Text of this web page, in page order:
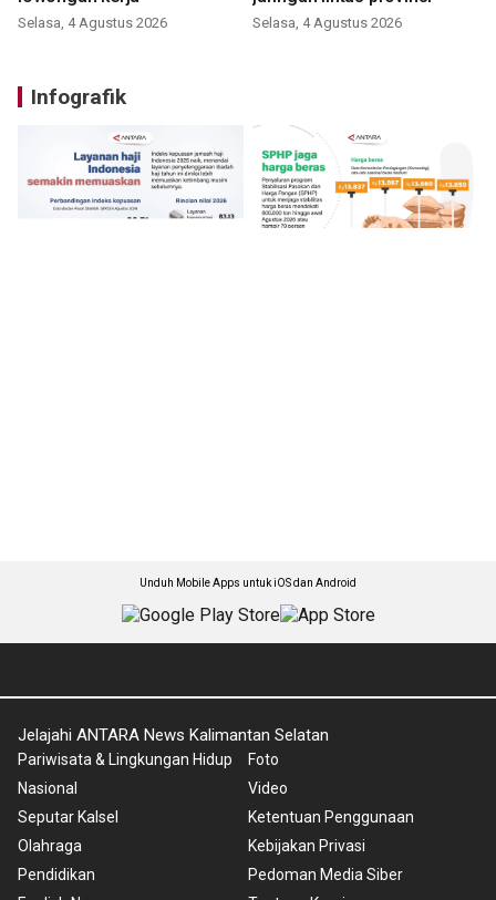
Selasa, 4 Agustus 2026 Selasa, 4 Agustus 2026
Infografik
Unduh Mobile Apps untuk iOS dan Android
Jelajahi ANTARA News Kalimantan Selatan
Pariwisata & Lingkungan Hidup
Nasional
Seputar Kalsel
Olahraga
Pendidikan
Foto
Video
Ketentuan Penggunaan
Kebijakan Privasi
Pedoman Media Siber